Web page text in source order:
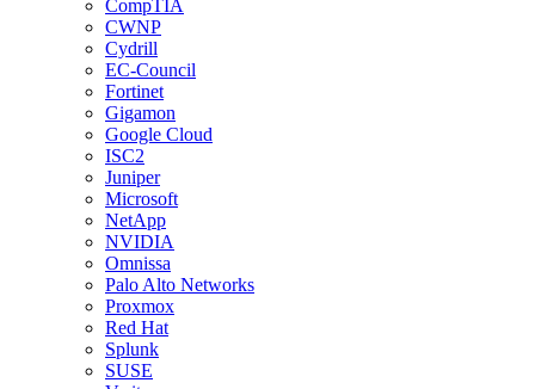
CompTIA
CWNP
Cydrill
EC-Council
Fortinet
Gigamon
Google Cloud
ISC2
Juniper
Microsoft
NetApp
NVIDIA
Omnissa
Palo Alto Networks
Proxmox
Red Hat
Splunk
SUSE